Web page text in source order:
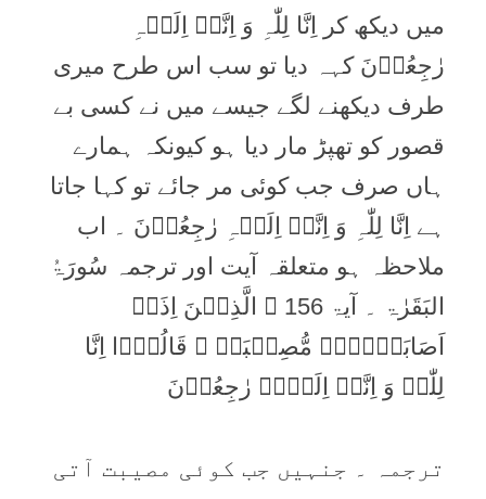
میں دیکھ کر اِنَّا لِلّٰہِ وَ اِنَّاۤ اِلَیۡہِ
رٰجِعُوۡنَ کہہ دیا تو سب اس طرح میری
طرف دیکھنے لگے جیسے میں نے کسی بے
قصور کو تھپڑ مار دیا ہو کیونکہ ہمارے
ہاں صرف جب کوئی مر جائے تو کہا جاتا
ہے اِنَّا لِلّٰہِ وَ اِنَّاۤ اِلَیۡہِ رٰجِعُوۡنَ ۔ اب
ملاحظہ ہو متعلقہ آیت اور ترجمہ سُورَۃُ
البَقَرٰۃ ۔ آیۃ 156 ۔ الَّذِیۡنَ اِذَاۤ
اَصَابَتۡہُمۡ مُّصِیۡبَۃٌ ۙ قَالُوۡۤا اِنَّا
لِلّٰہِ وَ اِنَّاۤ اِلَیۡہِ رٰجِعُوۡنَ
ترجمہ ۔ جنہیں جب کوئی مصیبت آتی